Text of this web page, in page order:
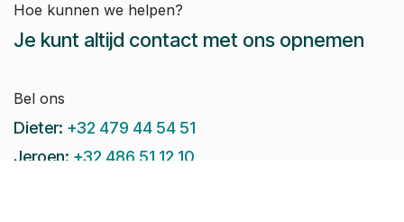
Hoe kunnen we helpen?
Je kunt altijd contact met ons opnemen
Bel ons
Dieter: +32 479 44 54 51
Jeroen: +32 486 51 12 10